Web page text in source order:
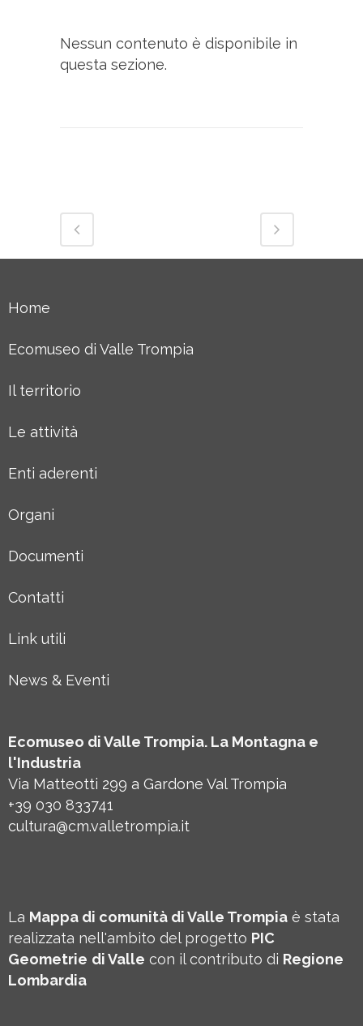
Nessun contenuto è disponibile in
questa sezione.
Home
Ecomuseo di Valle Trompia
Il territorio
Le attività
Enti aderenti
Organi
Documenti
Contatti
Link utili
News & Eventi
Ecomuseo di Valle Trompia. La Montagna e
l'Industria
Via Matteotti 299 a Gardone Val Trompia
+39 030 833741
cultura@cm.valletrompia.it
La Mappa di comunità di Valle Trompia è stata
realizzata nell'ambito del progetto PIC
Geometrie di Valle con il contributo di Regione
Lombardia